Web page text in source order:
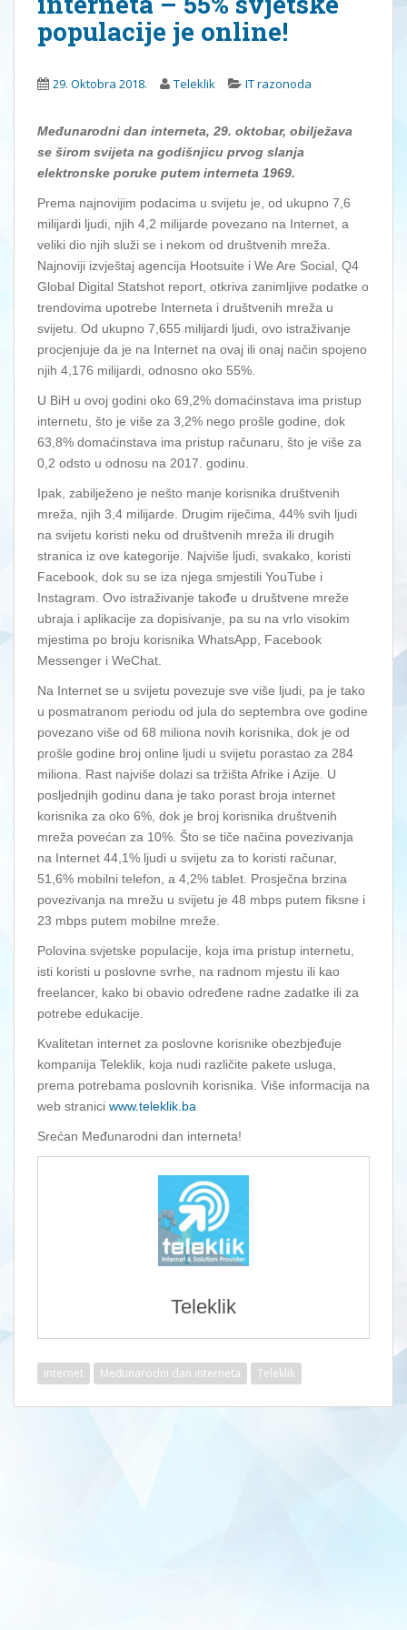
populacije je online!
29. Oktobra 2018. Teleklik IT razonoda
Međunarodni dan interneta, 29. oktobar, obilježava
se širom svijeta na godišnjicu prvog slanja
elektronske poruke putem interneta 1969.
Prema najnovijim podacima u svijetu je, od ukupno 7,6
milijardi ljudi, njih 4,2 milijarde povezano na Internet, a
veliki dio njih služi se i nekom od društvenih mreža.
Najnoviji izvještaj agencija Hootsuite i We Are Social, Q4
Global Digital Statshot report, otkriva zanimljive podatke o
trendovima upotrebe Interneta i društvenih mreža u
svijetu. Od ukupno 7,655 milijardi ljudi, ovo istraživanje
procjenjuje da je na Internet na ovaj ili onaj način spojeno
njih 4,176 milijardi, odnosno oko 55%.
U BiH u ovoj godini oko 69,2% domaćinstava ima pristup
internetu, što je više za 3,2% nego prošle godine, dok
63,8% domaćinstava ima pristup računaru, što je više za
0,2 odsto u odnosu na 2017. godinu.
Ipak, zabilježeno je nešto manje korisnika društvenih
mreža, njih 3,4 milijarde. Drugim riječima, 44% svih ljudi
na svijetu koristi neku od društvenih mreža ili drugih
stranica iz ove kategorije. Najviše ljudi, svakako, koristi
Facebook, dok su se iza njega smjestili YouTube i
Instagram. Ovo istraživanje takođe u društvene mreže
ubraja i aplikacije za dopisivanje, pa su na vrlo visokim
mjestima po broju korisnika WhatsApp, Facebook
Messenger i WeChat.
Na Internet se u svijetu povezuje sve više ljudi, pa je tako
u posmatranom periodu od jula do septembra ove godine
povezano više od 68 miliona novih korisnika, dok je od
prošle godine broj online ljudi u svijetu porastao za 284
miliona. Rast najviše dolazi sa tržišta Afrike i Azije. U
posljednjih godinu dana je tako porast broja internet
korisnika za oko 6%, dok je broj korisnika društvenih
mreža povećan za 10%. Što se tiče načina povezivanja
na Internet 44,1% ljudi u svijetu za to koristi računar,
51,6% mobilni telefon, a 4,2% tablet. Prosječna brzina
povezivanja na mrežu u svijetu je 48 mbps putem fiksne i
23 mbps putem mobilne mreže.
Polovina svjetske populacije, koja ima pristup internetu,
isti koristi u poslovne svrhe, na radnom mjestu ili kao
freelancer, kako bi obavio određene radne zadatke ili za
potrebe edukacije.
Kvalitetan internet za poslovne korisnike obezbjeđuje
kompanija Teleklik, koja nudi različite pakete usluga,
prema potrebama poslovnih korisnika. Više informacija na
web stranici www.teleklik.ba
Srećan Međunarodni dan interneta!
Teleklik
internet Međunarodni dan interneta Teleklik